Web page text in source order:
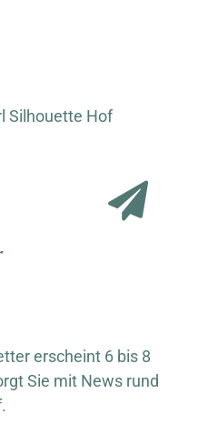
erscheint 6 bis 8
Sie mit News rund